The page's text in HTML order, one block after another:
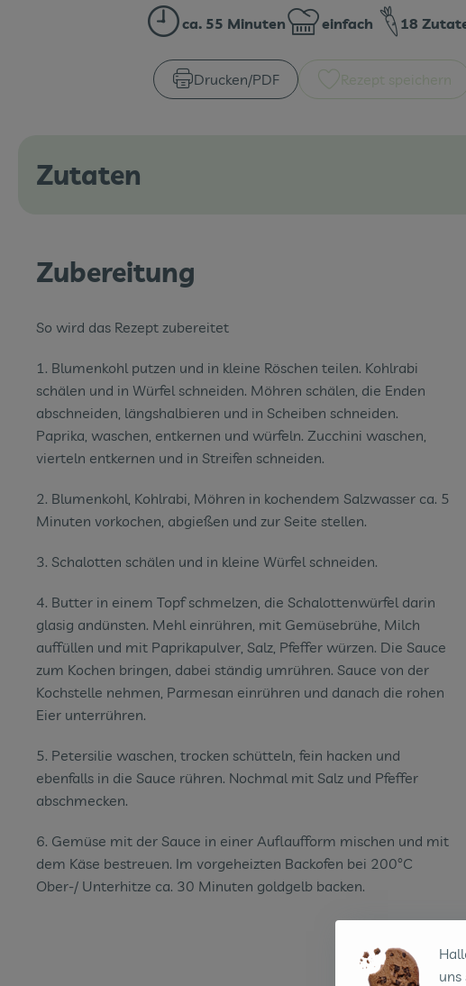
Zubreitungszeit:
ca. 55 Minuten
Schwierigkeit:
einfach 18
Drucken​/​PDF Rezept speichern
Zutaten
Zubereitung
So wird das Rezept zubereitet
1. Blumenkohl putzen und in kleine Röschen teilen. Kohlrabi
schälen und in Würfel schneiden. Möhren schälen, die Enden
abschneiden, längshalbieren und in Scheiben schneiden.
Paprika, waschen, entkernen und würfeln. Zucchini waschen,
vierteln entkernen und in Streifen schneiden.
2. Blumenkohl, Kohlrabi, Möhren in kochendem Salzwasser ca. 5
Minuten vorkochen, abgießen und zur Seite stellen.
3. Schalotten schälen und in kleine Würfel schneiden.
4. Butter in einem Topf schmelzen, die Schalottenwürfel darin
glasig andünsten. Mehl einrühren, mit Gemüsebrühe, Milch
auffüllen und mit Paprikapulver, Salz, Pfeffer würzen. Die Sauce
zum Kochen bringen, dabei ständig umrühren. Sauce von der
Kochstelle nehmen, Parmesan einrühren und danach die rohen
Eier unterrühren.
5. Petersilie waschen, trocken schütteln, fein hacken und
ebenfalls in die Sauce rühren. Nochmal mit Salz und Pfeffer
abschmecken.
6. Gemüse mit der Sauce in einer Auflaufform mischen und mit
dem Käse bestreuen. Im vorgeheizten Backofen bei 200°C
Ober-/ Unterhitze ca. 30 Minuten goldgelb backen.